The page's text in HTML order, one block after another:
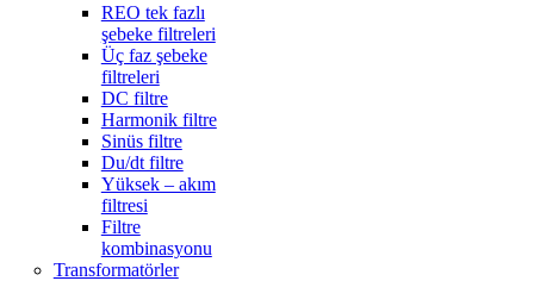
REO tek fazlı
şebeke filtreleri
Üç faz şebeke
filtreleri
DC filtre
Harmonik filtre
Sinüs filtre
Du/dt filtre
Yüksek – akım
filtresi
Filtre
kombinasyonu
Transformatörler